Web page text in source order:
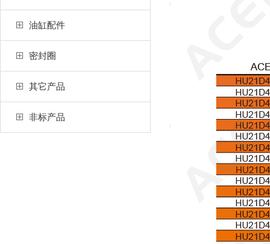
油缸配件
密封圈
其它产品
非标产品